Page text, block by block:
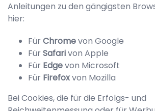
Anleitungen zu den gängigsten
hier:
FürChromevon Google
FürSafarivon Apple
Für Edgevon Microsoft
Für Firefoxvon Mozilla
Bei Cookies, die für die Erfolgs- und